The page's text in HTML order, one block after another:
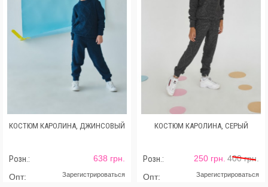
КОСТЮМ КАРОЛИНА, ДЖИНСОВЫЙ
Розн.:
638 грн.
Опт:
Зарегистрироваться
КОСТЮМ КАРОЛИНА, СЕРЫЙ
Розн.: 250 грн. 400 грн.
Опт:
Зарегистрироваться